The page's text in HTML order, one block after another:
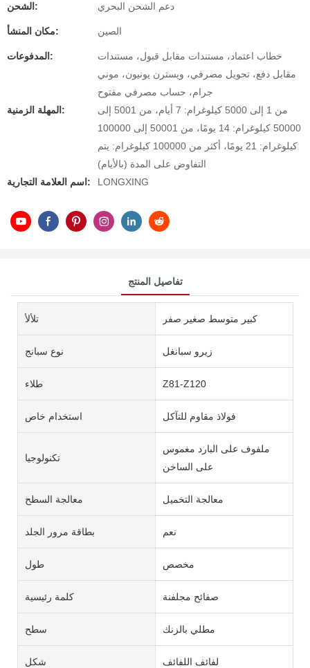
الشحن: دعم الشحن البحري
مكان المنشأ: الصين
المدفوعات:
خطاب اعتماد، مستندات مقابل قبول، مستندات
مقابل دفع، تحويل مصرفي، ويسترن يونيون، موني
جرام، حساب مصرفي مفتوح
المهلة الزمنية:
من 1 إلى 5000 كيلوغرام: 7 أيام، من 5001 إلى
50000 كيلوغرام: 14 يومًا، من 50001 إلى 100000
كيلوغرام: 21 يومًا، أكثر من 100000 كيلوغرام: يتم
التفاوض على المدة (بالأيام)
اسم العلامة التجارية:
LONGXING
تفاصيل المنتج
تلألأ كبير متوسط ​​صغير صفر
نوع سبانج زيرو سبانغل
طلاء Z81-Z120
استخدام خاص فولاذ مقاوم للتآكل
تكنولوجيا
ملفوف على البارد مغموس
على الساخن
معالجة السطح معالجة التخميل
بطاقة مرور الجلد نعم
طول مخصص
كلمة رئيسية صفائح مجلفنة
سطح مطلي بالزنك
شكل لفائف اللفائف